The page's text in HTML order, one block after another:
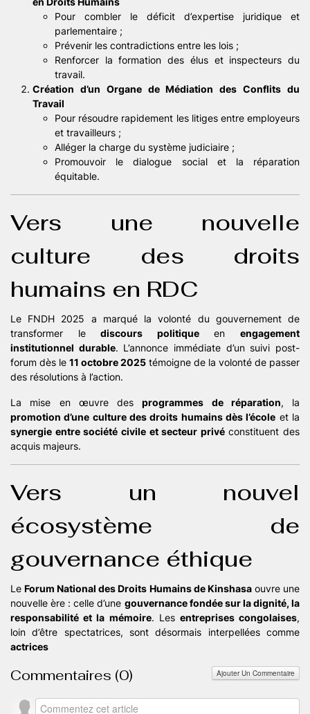
Pour combler le déficit d’expertise juridique et
parlementaire ;
Prévenir les contradictions entre les lois ;
Renforcer la formation des élus et inspecteurs du
travail.
Création d’un Organe de Médiation des Conflits du
Travail
Pour résoudre rapidement les litiges entre employeurs
et travailleurs ;
Alléger la charge du système judiciaire ;
Promouvoir le dialogue social et la réparation
équitable.
Vers une nouvelle
culture des droits
humains en RDC
Le FNDH 2025 a marqué la volonté du gouvernement de
transformer lediscours politiqueenengagement
institutionnel durable. L’annonce immédiate d’un suivi post-
forum dès le 11 octobre 2025 témoigne de la volonté de passer
des résolutions à l’action.
La mise en œuvre desprogrammes de réparation, la
promotion d’une culture des droits humains dès l’école et la
synergie entre société civile et secteur privéconstituent des
acquis majeurs.
Vers un nouvel
écosystème de
gouvernance éthique
LeForum National des Droits Humains de Kinshasaouvre une
nouvelle ère : celle d’une gouvernance fondée sur la dignité, la
responsabilité et la mémoire. Les entreprises congolaises,
loin d’être spectatrices, sont désormais interpellées comme
actrices
Commentaires (0) Ajouter Un Commentaire